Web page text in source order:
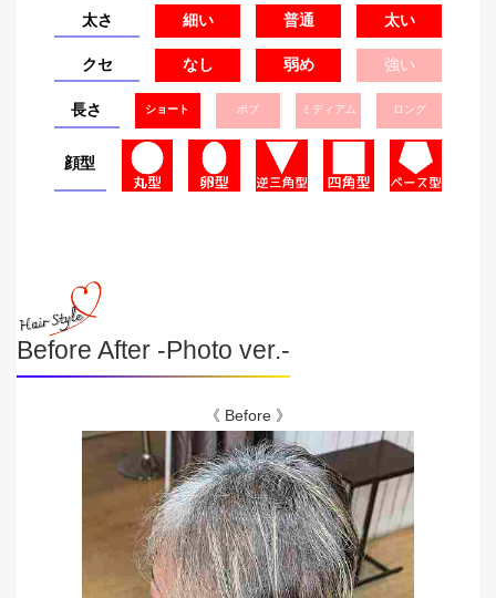
太さ 細い 普通 太い
クセ なし 弱め 強い
長さ ショート ボブ ミディアム ロング
顔型
Before After -Photo ver.-
《 Before 》